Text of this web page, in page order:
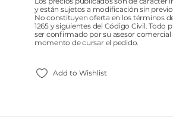
Add to Wishlist
y están sujetos a modificación sin
No constituyen oferta en los términos
1265 y siguientes del Código Civil. Todo
ser confirmado por su asesor comercial
momento de cursar el pedido.